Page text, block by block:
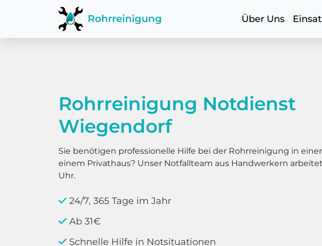
Über Uns
Rohrreinigung Notdienst
Wiegendorf
Sie benötigen professionelle Hilfe bei der Rohrreinigung in
einem Privathaus? Unser Notfallteam aus Handwerkern
Uhr.
24/7, 365 Tage im Jahr
Ab 31€
Schnelle Hilfe in Notsituationen